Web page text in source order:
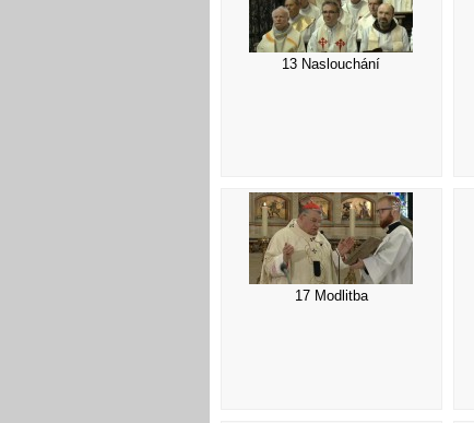
13 Naslouchání
17 Modlitba